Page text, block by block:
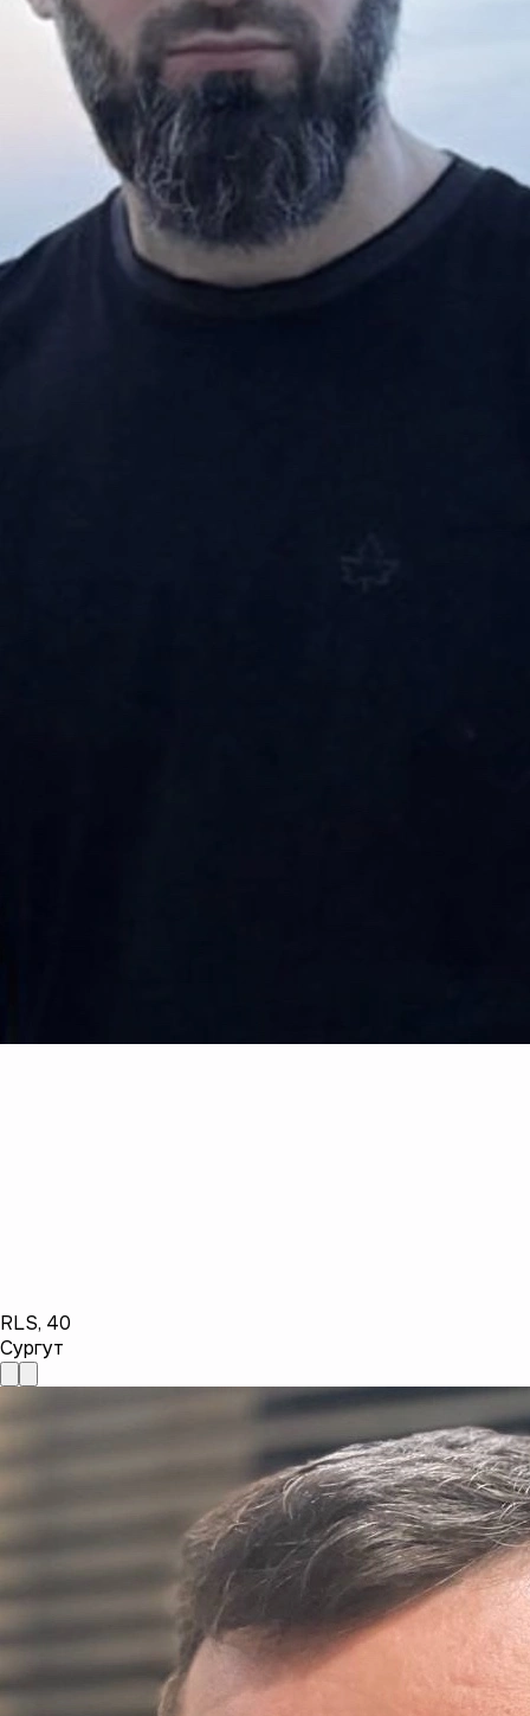
RLS, 40
Сургут